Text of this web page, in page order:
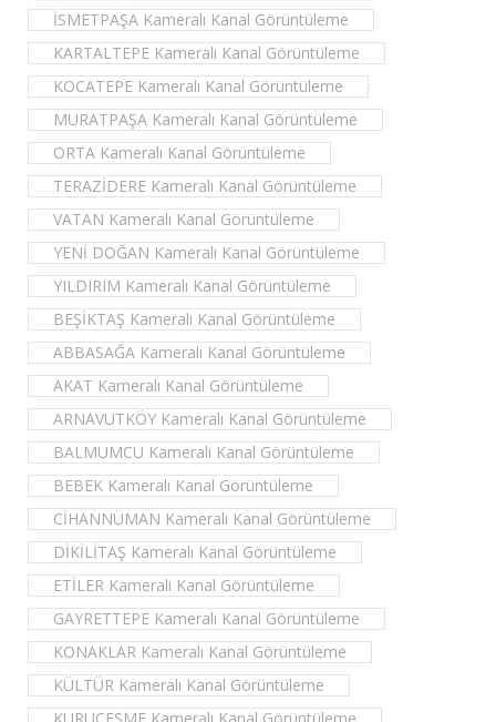
İSMETPAŞA Kameralı Kanal Görüntüleme
KARTALTEPE Kameralı Kanal Görüntüleme
KOCATEPE Kameralı Kanal Görüntüleme
MURATPAŞA Kameralı Kanal Görüntüleme
ORTA Kameralı Kanal Görüntüleme
TERAZİDERE Kameralı Kanal Görüntüleme
VATAN Kameralı Kanal Görüntüleme
YENİ DOĞAN Kameralı Kanal Görüntüleme
YILDIRIM Kameralı Kanal Görüntüleme
BEŞİKTAŞ Kameralı Kanal Görüntüleme
ABBASAĞA Kameralı Kanal Görüntüleme
AKAT Kameralı Kanal Görüntüleme
ARNAVUTKÖY Kameralı Kanal Görüntüleme
BALMUMCU Kameralı Kanal Görüntüleme
BEBEK Kameralı Kanal Görüntüleme
CİHANNÜMAN Kameralı Kanal Görüntüleme
DİKİLİTAŞ Kameralı Kanal Görüntüleme
ETİLER Kameralı Kanal Görüntüleme
GAYRETTEPE Kameralı Kanal Görüntüleme
KONAKLAR Kameralı Kanal Görüntüleme
KÜLTÜR Kameralı Kanal Görüntüleme